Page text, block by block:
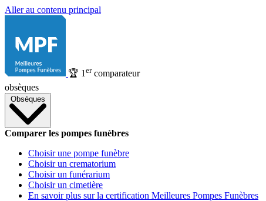
Aller au contenu principal
🏆 1 ercomparateur
obsèques
Obsèques
Comparer les pompes funèbres
Choisir une pompe funèbre
Choisir un crematorium
Choisir un funérarium
Choisir un cimetière
En savoir plus sur la certification Meilleures Pompes Funèbres